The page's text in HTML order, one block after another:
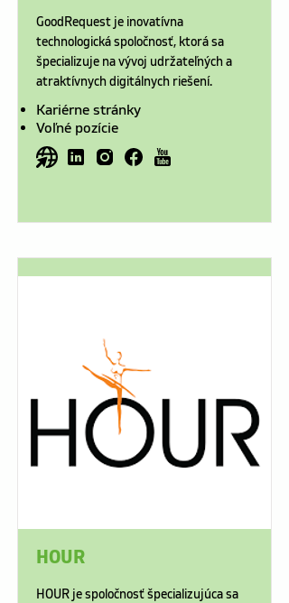
GoodRequest je inovatívna
technologická spoločnosť, ktorá sa
špecializuje na vývoj udržateľných a
atraktívnych digitálnych riešení.
Kariérne stránky
Voľné pozície
HOUR
HOUR je spoločnosť špecializujúca sa